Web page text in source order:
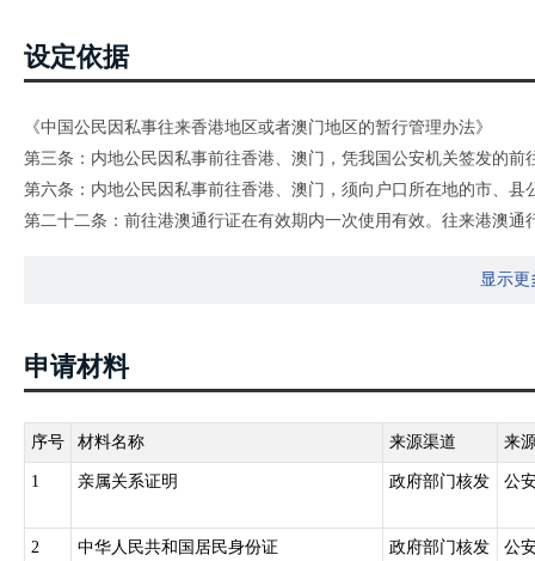
设定依据
《中国公民因私事往来香港地区或者澳门地区的暂行管理办法》
第三条：内地公民因私事前往香港、澳门，凭我国公安机关签发的
第六条：内地公民因私事前往香港、澳门，须向户口所在地的市、县
第二十二条：前往港澳通行证在有效期内一次使用有效。往来港澳
显示更
申请材料
序号 材料名称 来源渠道 来
1 亲属关系证明 政府部门核发 公
2 中华人民共和国居民身份证 政府部门核发 公